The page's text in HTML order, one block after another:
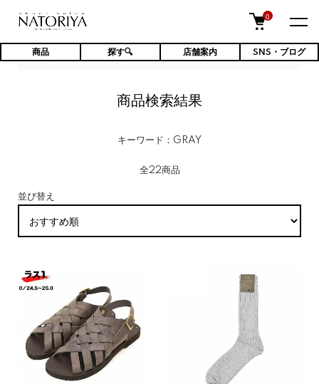
0
商品 探す🔍 店舗案内 SNS・ブログ
TOP 商品検索結果
商品検索結果
キーワード：GRAY
全22商品
並び替え